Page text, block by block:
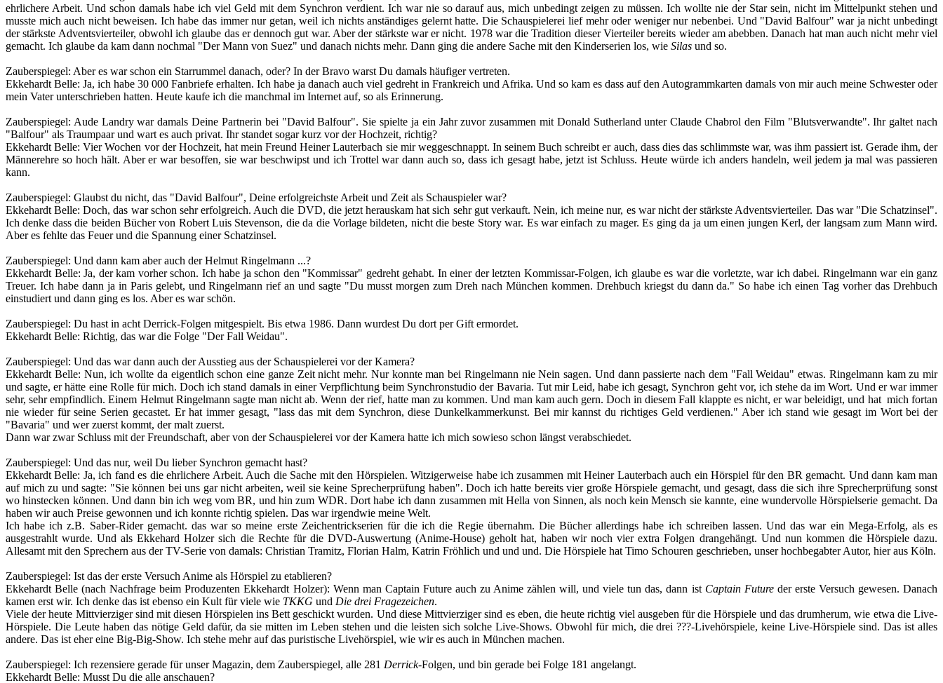
ehrlichere Arbeit. Und schon damals habe ich viel Geld mit dem Synchron verdient. Ich war nie so darauf aus, mich unbedingt zeigen zu müssen. Ich wollte nie der Star sein, nicht im Mittelpunkt stehen und
musste mich auch nicht beweisen. Ich habe das immer nur getan, weil ich nichts anständiges gelernt hatte. Die Schauspielerei lief mehr oder weniger nur nebenbei. Und "David Balfour" war ja nicht unbedingt
der stärkste Adventsvierteiler, obwohl ich glaube das er dennoch gut war. Aber der stärkste war er nicht. 1978 war die Tradition dieser Vierteiler bereits wieder am abebben. Danach hat man auch nicht mehr viel
gemacht. Ich glaube da kam dann nochmal "Der Mann von Suez" und danach nichts mehr. Dann ging die andere Sache mit den Kinderserien los, wie Silas und so.
Zauberspiegel: Aber es war schon ein Starrummel danach, oder? In der Bravo warst Du damals häufiger vertreten.
Ekkehardt Belle: Ja, ich habe 30 000 Fanbriefe erhalten. Ich habe ja danach auch viel gedreht in Frankreich und Afrika. Und so kam es dass auf den Autogrammkarten damals von mir auch meine Schwester oder
mein Vater unterschrieben hatten. Heute kaufe ich die manchmal im Internet auf, so als Erinnerung.
Zauberspiegel: Aude Landry war damals Deine Partnerin bei "David Balfour". Sie spielte ja ein Jahr zuvor zusammen mit Donald Sutherland unter Claude Chabrol den Film "Blutsverwandte". Ihr galtet nach
"Balfour" als Traumpaar und wart es auch privat. Ihr standet sogar kurz vor der Hochzeit, richtig?
Ekkehardt Belle: Vier Wochen vor der Hochzeit, hat mein Freund Heiner Lauterbach sie mir weggeschnappt. In seinem Buch schreibt er auch, dass dies das schlimmste war, was ihm passiert ist. Gerade ihm, der
Männerehre so hoch hält. Aber er war besoffen, sie war beschwipst und ich Trottel war dann auch so, dass ich gesagt habe, jetzt ist Schluss. Heute würde ich anders handeln, weil jedem ja mal was passieren
kann.
Zauberspiegel: Glaubst du nicht, das "David Balfour", Deine erfolgreichste Arbeit und Zeit als Schauspielerwar?
Ekkehardt Belle: Doch, das war schon sehr erfolgreich. Auch die DVD, die jetzt herauskam hat sich sehr gut verkauft. Nein, ich meine nur, es war nicht der stärkste Adventsvierteiler. Das war "Die Schatzinsel".
Ich denke dass die beiden Bücher von Robert Luis Stevenson, die da die Vorlage bildeten, nicht die beste Story war. Es war einfach zu mager. Es ging da ja um einen jungen Kerl, der langsam zum Mann wird.
Aber es fehlte das Feuer und die Spannung einer Schatzinsel.
Zauberspiegel: Und dann kam aber auch der Helmut Ringelmann ...?
Ekkehardt Belle: Ja, der kam vorher schon. Ich habe ja schon den "Kommissar" gedreht gehabt. In einer der letzten Kommissar-Folgen, ich glaube es war die vorletzte, war ich dabei. Ringelmann war ein ganz
Treuer. Ich habe dann ja in Paris gelebt, und Ringelmann rief an und sagte "Du musst morgen zum Dreh nach München kommen. Drehbuch kriegst du dann da." So habe ich einen Tag vorher das Drehbuch
einstudiert und dann ging es los. Aber es war schön.
Zauberspiegel: Du hast in acht Derrick-Folgen mitgespielt. Bis etwa 1986. Dann wurdest Du dort per Gift ermordet.
Ekkehardt Belle: Richtig, das war die Folge "Der Fall Weidau".
Zauberspiegel: Und das war dann auch der Ausstieg aus der Schauspielerei vor der Kamera?
Ekkehardt Belle: Nun, ich wollte da eigentlich schon eine ganze Zeit nicht mehr. Nur konnte man bei Ringelmann nie Nein sagen. Und dann passierte nach dem "Fall Weidau" etwas. Ringelmann kam zu mir
und sagte, er hätte eine Rolle für mich. Doch ich stand damals in einer Verpflichtung beim Synchronstudio der Bavaria. Tut mir Leid, habe ich gesagt, Synchron geht vor, ich stehe da im Wort. Und er war immer
sehr, sehr empfindlich. Einem Helmut Ringelmann sagte man nicht ab. Wenn der rief, hatte man zu kommen. Und man kam auch gern. Doch in diesem Fall klappte es nicht, er war beleidigt, und hat mich fortan
nie wieder für seine Serien gecastet. Er hat immer gesagt, "lass das mit dem Synchron, diese Dunkelkammerkunst. Bei mir kannst du richtiges Geld verdienen." Aber ich stand wie gesagt im Wort bei der
"Bavaria" und wer zuerst kommt, der malt zuerst.
Dann war zwar Schluss mit der Freundschaft, aber von der Schauspielerei vor der Kamera hatte ich mich sowieso schon längst verabschiedet.
Zauberspiegel: Und das nur, weil Du lieber Synchron gemacht hast?
Ekkehardt Belle: Ja, ich fand es die ehrlichere Arbeit. Auch die Sache mit den Hörspielen. Witzigerweise habe ich zusammen mit Heiner Lauterbach auch ein Hörspiel für den BR gemacht. Und dann kam man
auf mich zu und sagte: "Sie können bei uns gar nicht arbeiten, weil sie keine Sprecherprüfung haben". Doch ich hatte bereits vier große Hörspiele gemacht, und gesagt, dass die sich ihre Sprecherprüfung sonst
wo hinstecken können. Und dann bin ich weg vom BR, und hin zum WDR. Dort habe ich dann zusammen mit Hella von Sinnen, als noch kein Mensch sie kannte, eine wundervolle Hörspielserie gemacht. Da
haben wir auch Preise gewonnen und ich konnte richtig spielen. Das war irgendwie meine Welt.
Ich habe ich z.B. Saber-Rider gemacht. das war so meine erste Zeichentrickserien für die ich die Regie übernahm. Die Bücher allerdings habe ich schreiben lassen. Und das war ein Mega-Erfolg, als es
ausgestrahlt wurde. Und als Ekkehard Holzer sich die Rechte für die DVD-Auswertung (Anime-House) geholt hat, haben wir noch vier extra Folgen drangehängt. Und nun kommen die Hörspiele dazu.
Allesamt mit den Sprechern aus der TV-Serie von damals: Christian Tramitz, Florian Halm, Katrin Fröhlich und und und. Die Hörspiele hat Timo Schouren geschrieben, unser hochbegabter Autor, hier aus Köln.
Zauberspiegel: Ist das der erste Versuch Anime als Hörspiel zu etablieren?
Ekkehardt Belle (nach Nachfrage beim Produzenten Ekkehardt Holzer): Wenn man Captain Future auch zu Anime zählen will, und viele tun das, dann ist Captain Futureder erste Versuch gewesen. Danach
kamen erst wir. Ich denke das ist ebenso ein Kult für viele wie TKKG und Die drei Fragezeichen.
Viele der heute Mittvierziger sind mit diesen Hörspielen ins Bett geschickt wurden. Und diese Mittvierziger sind es eben, die heute richtig viel ausgeben für die Hörspiele und das drumherum, wie etwa die Live-
Hörspiele. Die Leute haben das nötige Geld dafür, da sie mitten im Leben stehen und die leisten sich solche Live-Shows. Obwohl für mich, die drei ???-Livehörspiele, keine Live-Hörspiele sind. Das ist alles
andere. Das ist eher eine Big-Big-Show. Ich stehe mehr auf das puristische Livehörspiel, wie wir es auch in München machen.
Zauberspiegel: Ich rezensiere gerade für unser Magazin, dem Zauberspiegel, alle 281 Derrick-Folgen, und bin gerade bei Folge 181 angelangt.
Ekkehardt Belle: Musst Du die alle anschauen?